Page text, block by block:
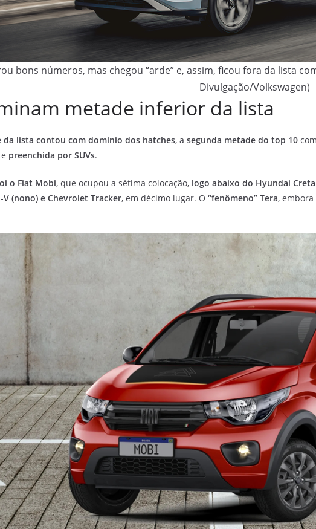
bons números, mas chegou “arde” e, assim, ficou fora da lista
Divulgação/Volkswagen)
metade inferior da lista
da lista contou com domínio dos hatches, a segunda metade do top 10
preenchida por SUVs.
o Fiat Mobi, que ocupou a sétima colocação, logo abaixo do Hyundai Creta
(nono) e Chevrolet Tracker, em décimo lugar. O “fenômeno” Tera,